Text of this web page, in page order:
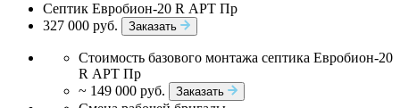
Септик Евробион-20 R АРТ Пр
327 000 руб.
Заказать
Стоимость базового монтажа септика Евробион-20
R АРТ Пр
~ 149 000 руб.
Заказать